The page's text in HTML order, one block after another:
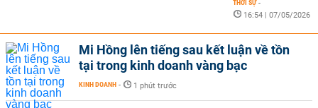
THỜI SỰ -
16:54 | 07/05/2026
Mi Hồng lên tiếng sau kết luận về tồn
tại trong kinh doanh vàng bạc
KINH DOANH - 1 phút trước